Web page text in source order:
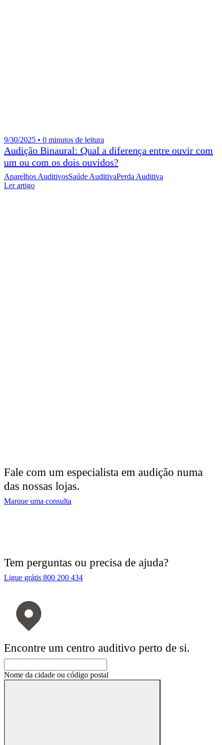
9/30/2025 • 0 minutos de leitura
Audição Binaural: Qual a diferença entre ouvir com
um ou com os dois ouvidos?
Aparelhos AuditivosSaúde AuditivaPerda Auditiva
Ler artigo
Fale com um especialista em audição numa
das nossas lojas.
Marque uma consulta
Tem perguntas ou precisa de ajuda?
Ligue grátis 800 200 434
Encontre um centro auditivo perto de si.
Nome da cidade ou código postal